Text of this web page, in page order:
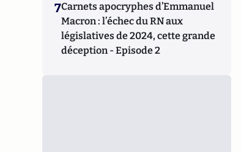
7Carnets apocryphes d’Emmanuel
Macron : l’échec du RN aux
législatives de 2024, cette grande
déception - Episode 2